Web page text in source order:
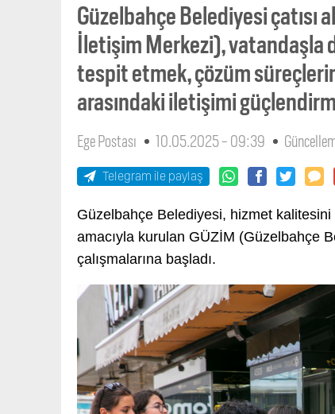
Güzelbahçe Belediyesi çatısı
İletişim Merkezi), vatandaşla
tespit etmek, çözüm
arasındaki iletişimi
Ege Postası 10.05.2025 - 09:39
Telegram ile paylaş
Güzelbahçe Belediyesi, hizmet
amacıyla kurulan GÜZİM (Güzelbahçe
çalışmalarına başladı.